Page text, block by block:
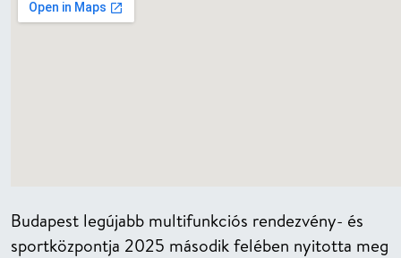
Budapest legújabb multifunkciós rendezvény- és
sportközpontja 2025 második felében nyitotta meg